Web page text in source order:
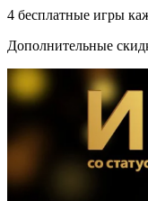
4 бесплатные игры
Дополнительные